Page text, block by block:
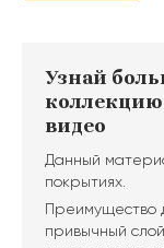
Узнай
видео
Данный
покрытиях.
Преимущество
привычный слой